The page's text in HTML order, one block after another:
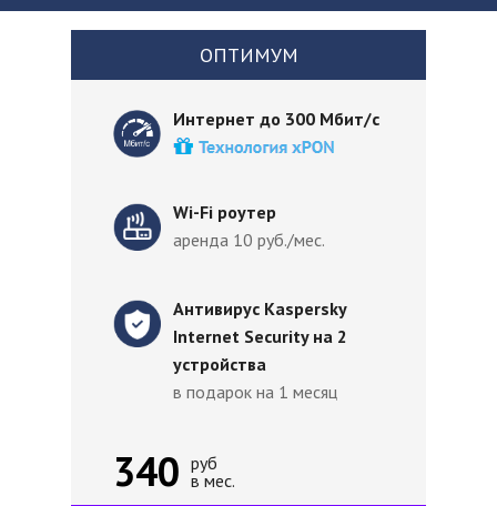
руб
в мес.
Интернет до 300 Мбит/с
Wi-Fi роутер
аренда 10 руб./мес.
ОПТИМУМ
340
Антивирус Kaspersky
Internet Security на 2
устройства
в подарок на 1 месяц